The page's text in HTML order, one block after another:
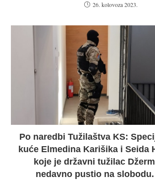
26. kolovoza 2023.
Po naredbi Tužilaštva KS:
kuće Elmedina Karišika i Seida
koje je državni tužilac
nedavno pustio na